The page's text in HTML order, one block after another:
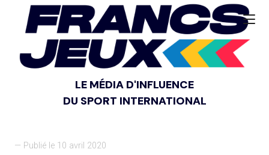
LE MÉDIA D'INFLUENCE
DU SPORT INTERNATIONAL
— Publié le 10 avril 2020